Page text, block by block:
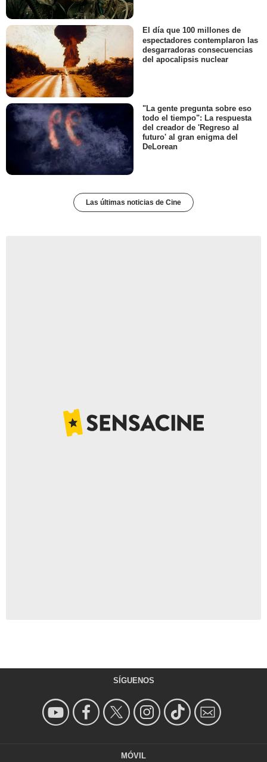
El día que 100 millones de
espectadores contemplaron las
desgarradoras consecuencias
del apocalipsis nuclear
"La gente pregunta sobre eso
todo el tiempo": La respuesta
del creador de 'Regreso al
futuro' al gran enigma del
DeLorean
Las últimas noticias de Cine
SÍGUENOS
MÓVIL